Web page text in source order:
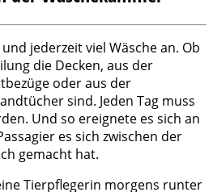
jederzeit viel Wäsche an. Ob
die Decken, aus der
oder aus der
sind. Jeden Tag muss
Und so ereignete es sich an
es sich zwischen der
gemacht hat.
Tierpflegerin morgens runter